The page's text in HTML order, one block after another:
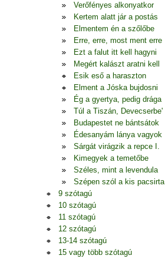
Verőfényes alkonyatkor
Kertem alatt jár a postás
Elmentem én a szőlőbe
Erre, erre, most ment erre
Ezt a falut itt kell hagyni
Megért kalászt aratni kell
Esik eső a haraszton
Elment a Jóska bujdosni
Ég a gyertya, pedig drága
Túl a Tiszán, Devecserbe'
Budapestet ne bántsátok
Édesanyám lánya vagyok
Sárgát virágzik a repce I.
Kimegyek a temetőbe
Széles, mint a levendula
Szépen szól a kis pacsirta
9 szótagú
10 szótagú
11 szótagú
12 szótagú
13-14 szótagú
15 vagy több szótagú